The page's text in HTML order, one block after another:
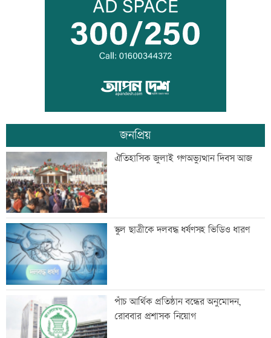
ইউএনওদের মানুষের কল্যাণে কাজ করার
আহবান প্রধানমন্ত্রীর
কালীগঞ্জে ৩ মাদকসেবীকে কারাদণ্ড
স্বেচ্ছাসেবী ফোরামের মাসব্যাপী আবৃত্তি
চিত্রাঙ্কন প্রতিযোগিতা
শাক ধুতে গিয়ে গৃহবধূর মৃত্যু
হাসিনার নির্দেশে সালাহউদ্দিন আহমদকে গুম
করা হয়: তদন্ত
জনপ্রিয়
ঐতিহাসিক জুলাই গণঅভ্যুত্থান দিবস আজ
স্কুল ছাত্রীকে দলবদ্ধ ধর্ষণসহ ভিডিও ধারণ
পাঁচ আর্থিক প্রতিষ্ঠান বন্ধের অনুমোদন,
রোববার প্রশাসক নিয়োগ